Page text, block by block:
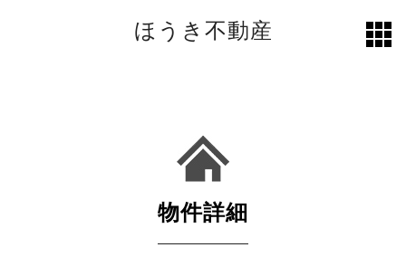
ほうき不動産
物件詳細